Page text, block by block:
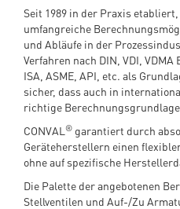
Seit 1989 in der Praxis etabliert,
umfangreiche
und Abläufe in der
Verfahren nach DIN, VDI,
ISA, ASME, API, etc. als
sicher, dass auch in
richtige
CONVAL ® garantiert durch
Geräteherstellern einen
ohne auf spezifische
Die Palette der angebotenen
Stellventilen und Auf-/Zu